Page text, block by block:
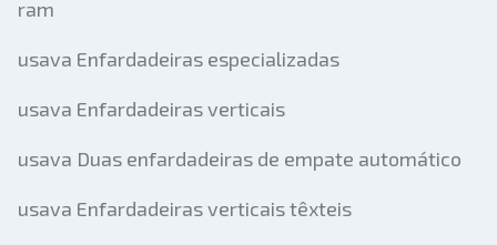
ram
usava Enfardadeiras especializadas
usava Enfardadeiras verticais
usava Duas enfardadeiras de empate automático
usava Enfardadeiras verticais têxteis